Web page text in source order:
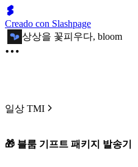
Creado con Slashpage
상상을 꽃피우다, bloom
일상 TMI
🎁 블룸 기프트 패키지 발송기